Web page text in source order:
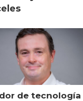
de tecnología